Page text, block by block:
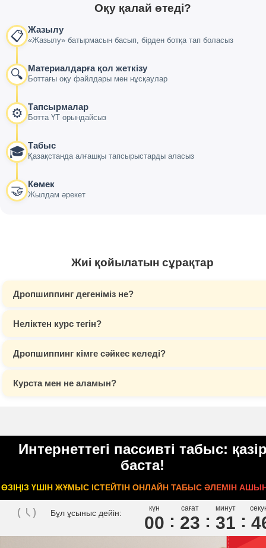
Оқу қалай өтеді?
📋 Жазылу
«Жазылу» батырмасын басып, бірден ботқа тап боласыз
🔍 Материалдарға қол жеткізу
Боттағы оқу файлдары мен нұсқаулар
⚙️ Тапсырмалар
Ботта ҮТ орындайсыз
🎓 Табыс
Қазақстанда алғашқы тапсырыстарды аласыз
🤝 Көмек
Жылдам әрекет
Жиі қойылатын сұрақтар
Дропшиппинг дегеніміз не?
Неліктен курс тегін?
Дропшиппинг кімге сәйкес келеді?
Курста мен не аламын?
Интернеттегі пассивті табыс:
баста!
ӨЗІҢІЗ ҮШІН ЖҰМЫС ІСТЕЙТІН ОНЛАЙН ТАБЫС ӘЛЕМІН
Бұл ұсыныс дейін: күн
00
сағат
23
минут
31 4